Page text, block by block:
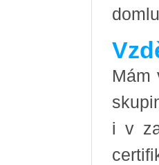
Mám
i v